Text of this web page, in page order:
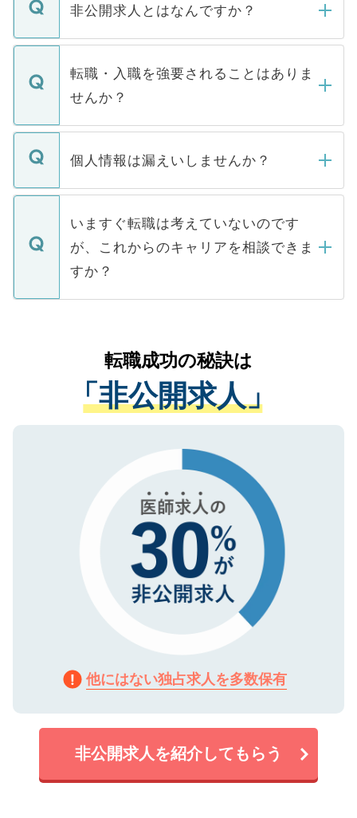
登録内容を確認し、その後メールもしくは
ます。通常、5営業日以内にはご連絡をせて
いただきますので、しばらくお待ちくださ
非公開求人とはなんですか？
マイナビDOCTORで取り扱っている求人の
うち約3割は、Webサイトからご覧いただ
けない「非公開求人」です。非公開求人は
下記の理由によって、一般には公開してい
ません。
■応募殺到を避けるため 人気のある医療機
関を公にしてしまうと、応募が殺到する場
に、医療機関が求める条件に合った人材の
みを人材紹介会社に依頼するケースが増え
ています。
転職・入職を強要されることはありま
せんか？
転職・入職を強要することは一切ありませ
ん。また、仮に応募先から内定をいただい
定を承諾する必要はありません。内定先へ
の辞退の連絡はキャリアパートナーが行い
個人情報は漏えいしませんか？
個人情報が漏えいすることはありませんの
で、ご安心ください。当サイトからの登録
などで収集したご登録者様の個人情報は、
ご本人のキャリアアップおよび転職活動の
支援を目的に使用いたします。お預かりし
ているすべての個人データはご本人の許可
は、個人情報の取り扱いについての厳密な
管理基準を満たした事業者のみに付与され
る、プライバシーマークを取得済みです。
で、機密保持に関してもご安心ください。
いますぐ転職は考えていないのです
が、これからのキャリアを相談できま
すか？
かがいして、現在の医療機関の状況や紹介
経験をまじえながら、適切なアドバイスを
させていただきます。すぐにご転職をされ
ない方には、長期的なサポートが可能です
ので、まずはご登録ください。
転職成功の秘訣は
「非公開求人」
他にはない独占求人を多数保有
非公開求人を紹介してもらう